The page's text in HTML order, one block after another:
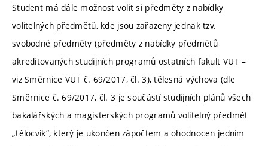
Student má dále možnost volit si předměty z nabídky
volitelných předmětů, kde jsou zařazeny jednak tzv.
svobodné předměty (předměty z nabídky předmětů
akreditovaných studijních programů ostatních fakult VUT –
viz Směrnice VUT č. 69/2017, čl. 3), tělesná výchova (dle
Směrnice č. 69/2017, čl. 3 je součástí studijních plánů všech
bakalářských a magisterských programů volitelný předmět
„tělocvik“, který je ukončen zápočtem a ohodnocen jedním